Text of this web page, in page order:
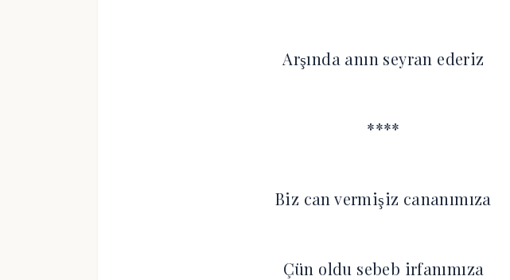
Arşında anın seyran ederiz
****
Biz can vermişiz cananımıza
Çün oldu sebeb irfanımıza